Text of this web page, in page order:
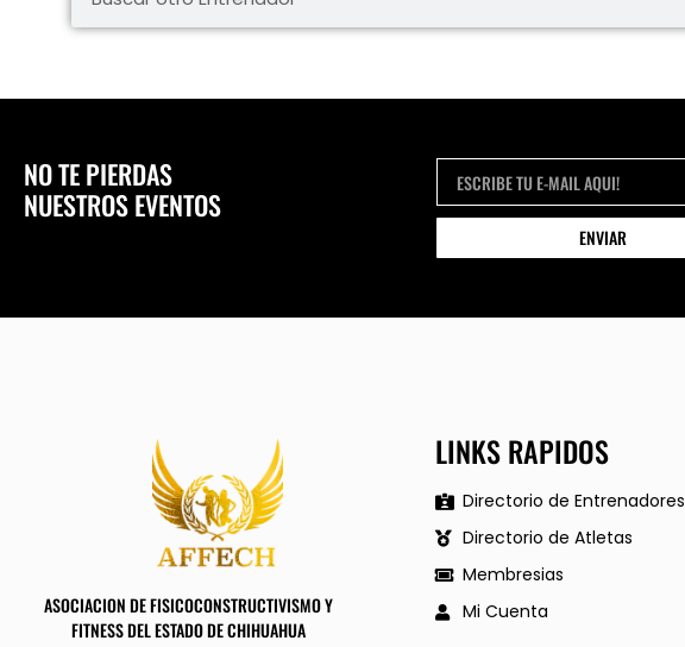
NO TE PIERDAS
NUESTROS EVENTOS
ENVIAR
ASOCIACION DE FISICOCONSTRUCTIVISMO Y
FITNESS DEL ESTADO DE CHIHUAHUA
LINKS RAPIDOS
Directorio de Entrenadores
Directorio de Atletas
Membresias
Mi Cuenta